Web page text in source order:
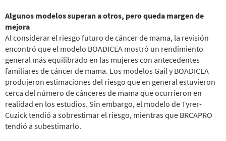
Algunos modelos superan a otros, pero queda margen de
mejora
Al considerar el riesgo futuro de cáncer de mama, la revisión
encontró que el modelo BOADICEA mostró un rendimiento
general más equilibrado en las mujeres con antecedentes
familiares de cáncer de mama. Los modelos Gail y BOADICEA
produjeron estimaciones del riesgo que en general estuvieron
cerca del número de cánceres de mama que ocurrieron en
realidad en los estudios. Sin embargo, el modelo de Tyrer-
Cuzick tendió a sobrestimar el riesgo, mientras que BRCAPRO
tendió a subestimarlo.